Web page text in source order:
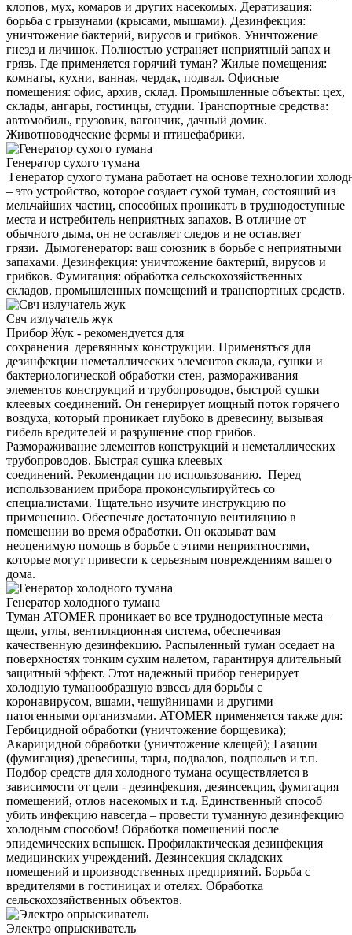
клопов, мух, комаров и других насекомых. Дератизация:
борьба с грызунами (крысами, мышами). Дезинфекция:
уничтожение бактерий, вирусов и грибков. Уничтожение
гнезд и личинок. Полностью устраняет неприятный запах и
грязь. Где применяется горячий туман? Жилые помещения:
комнаты, кухни, ванная, чердак, подвал. Офисные
помещения: офис, архив, склад. Промышленные объекты: цех,
склады, ангары, гостинцы, студии. Транспортные средства:
автомобиль, грузовик, вагончик, дачный домик.
Животноводческие фермы и птицефабрики.
Генератор сухого тумана
Генератор сухого тумана работает на основе технологии
– это устройство, которое создает сухой туман, состоящий из
мельчайших частиц, способных проникать в труднодоступные
места и истребитель неприятных запахов. В отличие от
обычного дыма, он не оставляет следов и не оставляет
грязи. Дымогенератор: ваш союзник в борьбе с неприятными
запахами. Дезинфекция: уничтожение бактерий, вирусов и
грибков. Фумигация: обработка сельскохозяйственных
складов, промышленных помещений и транспортных средств.
Свч излучатель жук
Прибор Жук - рекомендуется для
сохранения деревянных конструкции. Применяться для
дезинфекции неметаллических элементов склада, сушки и
бактериологической обработки стен, размораживания
элементов конструкций и трубопроводов, быстрой сушки
клеевых соединений. Он генерирует мощный поток горячего
воздуха, который проникает глубоко в древесину, вызывая
гибель вредителей и разрушение спор грибов.
Размораживание элементов конструкций и неметаллических
трубопроводов. Быстрая сушка клеевых
соединений. Рекомендации по использованию. Перед
использованием прибора проконсультируйтесь со
специалистами. Тщательно изучите инструкцию по
применению. Обеспечьте достаточную вентиляцию в
помещении во время обработки. Он оказыват вам
неоценимую помощь в борьбе с этими неприятностями,
которые могут привести к серьезным повреждениям вашего
дома.
Генератор холодного тумана
Туман ATOMER проникает во все труднодоступные места –
щели, углы, вентиляционная система, обеспечивая
качественную дезинфекцию. Распыленный туман оседает на
поверхностях тонким сухим налетом, гарантируя длительный
защитный эффект. Этот надежный прибор генерирует
холодную туманообразную взвесь для борьбы с
коронавирусом, вшами, чешуйницами и другими
патогенными организмами. ATOMER применяется также для:
Гербицидной обработки (уничтожение борщевика);
Акарицидной обработки (уничтожение клещей); Газации
(фумигация) древесины, тары, подвалов, подпольев и т.п.
Подбор средств для холодного тумана осуществляется в
зависимости от цели - дезинфекция, дезинсекция, фумигация
помещений, отлов насекомых и т.д. Единственный способ
убить инфекцию навсегда – провести туманную дезинфекцию
холодным способом! Обработка помещений после
эпидемических вспышек. Профилактическая дезинфекция
медицинских учреждений. Дезинсекция складских
помещений и производственных предприятий. Борьба с
вредителями в гостиницах и отелях. Обработка
сельскохозяйственных объектов.
Электро опрыскиватель